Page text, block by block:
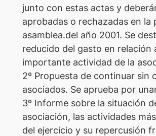
junto con estas actas y
aprobadas o rechazadas en la
asamblea.del año 2001. Se
reducido del gasto en relación
importante actividad de la
2º Propuesta de continuar sin
asociados. Se aprueba por
3º Informe sobre la situación
asociación, las actividades
del ejercicio y su repercusión